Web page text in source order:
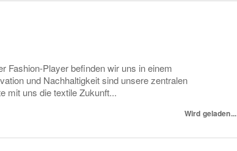
Fashion-Player befinden wir uns in einem
und Nachhaltigkeit sind unsere zentralen
mit uns die textile Zukunft...
Wird geladen...